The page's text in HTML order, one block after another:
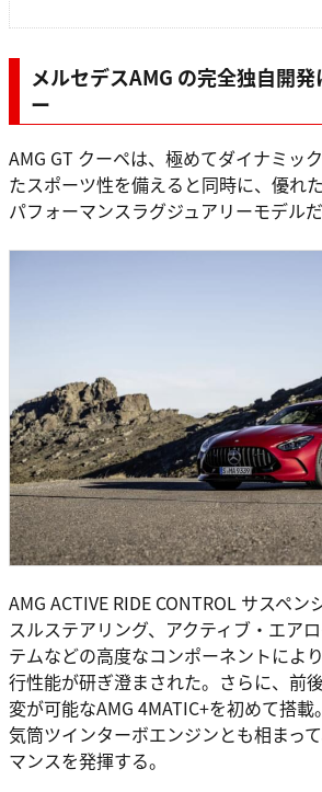
メルセデスAMG の完全独自開
ー
AMG GT クーペは、極めてダイナミッ
たスポーツ性を備えると同時に、優れ
パフォーマンスラグジュアリーモデルだ
AMG ACTIVE RIDE CONTROL サスペン
スルステアリング、アクティブ・エア
テムなどの高度なコンポーネントによ
行性能が研ぎ澄まされた。さらに、前
変が可能なAMG 4MATIC+を初めて搭
気筒ツインターボエンジンとも相まっ
マンスを発揮する。